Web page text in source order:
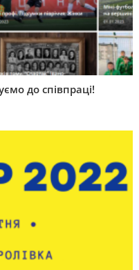
до співпраці!